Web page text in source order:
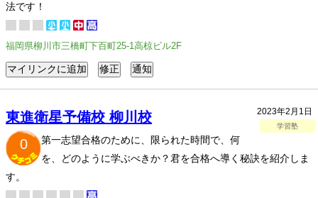
法です！
福岡県柳川市三橋町下百町25-1高椋ビル2F
2023年2月1日
学習塾
東進衛星予備校 柳川校
0
第一志望合格のために、限られた時間で、何
を、どのように学ぶべきか？君を合格へ導く秘訣を紹介しま
す。